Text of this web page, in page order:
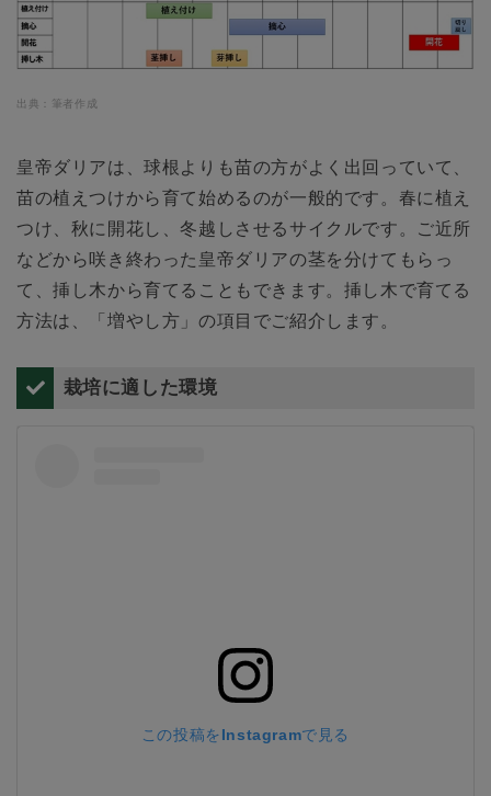
出典：筆者作成
皇帝ダリアは、球根よりも苗の方がよく出回っていて、
苗の植えつけから育て始めるのが一般的です。春に植え
つけ、秋に開花し、冬越しさせるサイクルです。ご近所
などから咲き終わった皇帝ダリアの茎を分けてもらっ
て、挿し木から育てることもできます。挿し木で育てる
方法は、「増やし方」の項目でご紹介します。
栽培に適した環境
この投稿をInstagramで見る